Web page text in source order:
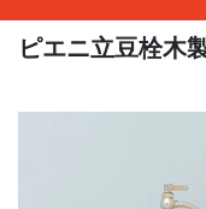
ピエニ立豆栓木